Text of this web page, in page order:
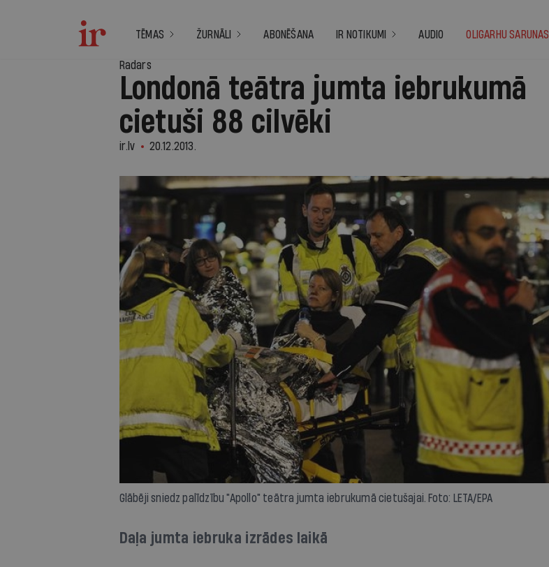
TĒMAS ŽURNĀLI ABONĒŠANA IR NOTIKUMI AUDIO OLIGARHU SARUNAS
Radars
Londonā teātra jumta iebrukumā
cietuši 88 cilvēki
ir.lv 20.12.2013.
Glābēji sniedz palīdzību "Apollo" teātra jumta iebrukumā cietušajai. Foto: LETA/EPA
Daļa jumta iebruka izrādes laikā